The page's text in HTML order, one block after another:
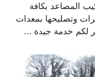
المصاعد بكافة
وتصليحها بمعدات
لكم خدمة جيدة ...